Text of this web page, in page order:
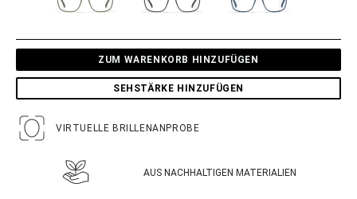
ZUM WARENKORB HINZUFÜGEN
SEHSTÄRKE HINZUFÜGEN
VIRTUELLE BRILLENANPROBE
AUS NACHHALTIGEN MATERIALIEN